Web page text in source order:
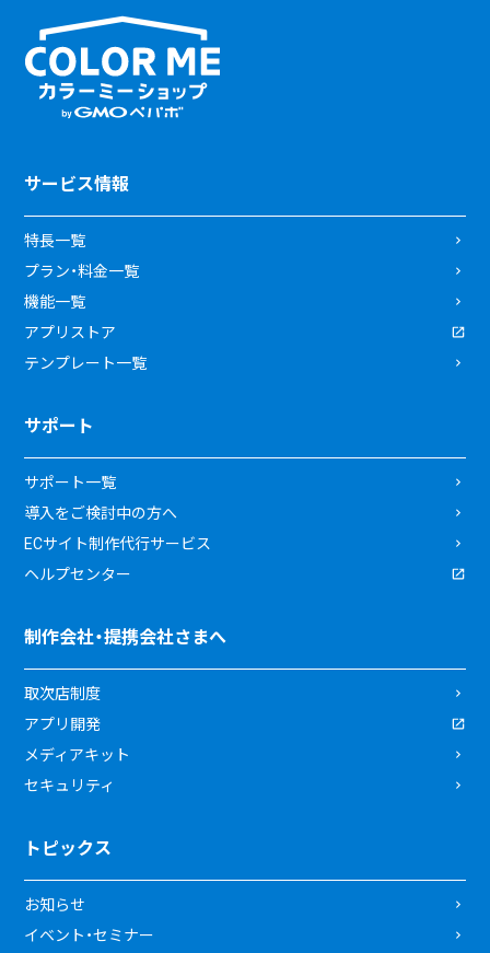
サービス情報
特長一覧
プラン・料金一覧
機能一覧
アプリストア
テンプレート一覧
サポート
サポート一覧
導入をご検討中の方へ
ECサイト制作代行サービス
ヘルプセンター
制作会社・提携会社さまへ
取次店制度
アプリ開発
メディアキット
セキュリティ
トピックス
お知らせ
イベント・セミナー